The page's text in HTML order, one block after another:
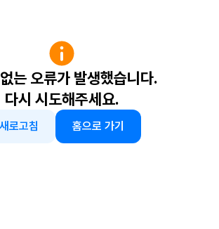
는 오류가 발생했습니다.
다시 시도해주세요.
새로고침 홈으로 가기